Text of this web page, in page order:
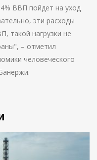
ВВП пойдет на уход
эти расходы
такой нагрузки не
– отметил
человеческого